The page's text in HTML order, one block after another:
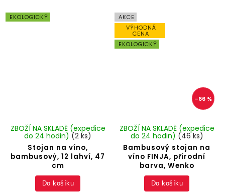
EKOLOGICKÝ
Stojan na víno,
bambusový, 12 lahví, 47
cm
ZBOŽÍ NA SKLADĚ (expedice
do 24 hodin) (2 ks)
Do košíku
AKCE
VÝHODNÁ
CENA
EKOLOGICKÝ
–66 %
Bambusový stojan na
víno FINJA, přírodní
barva, Wenko
ZBOŽÍ NA SKLADĚ (expedice
do 24 hodin) (46 ks)
Do košíku